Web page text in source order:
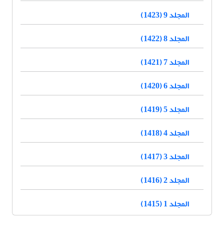
المجلد 9 (1423)
المجلد 8 (1422)
المجلد 7 (1421)
المجلد 6 (1420)
المجلد 5 (1419)
المجلد 4 (1418)
المجلد 3 (1417)
المجلد 2 (1416)
المجلد 1 (1415)